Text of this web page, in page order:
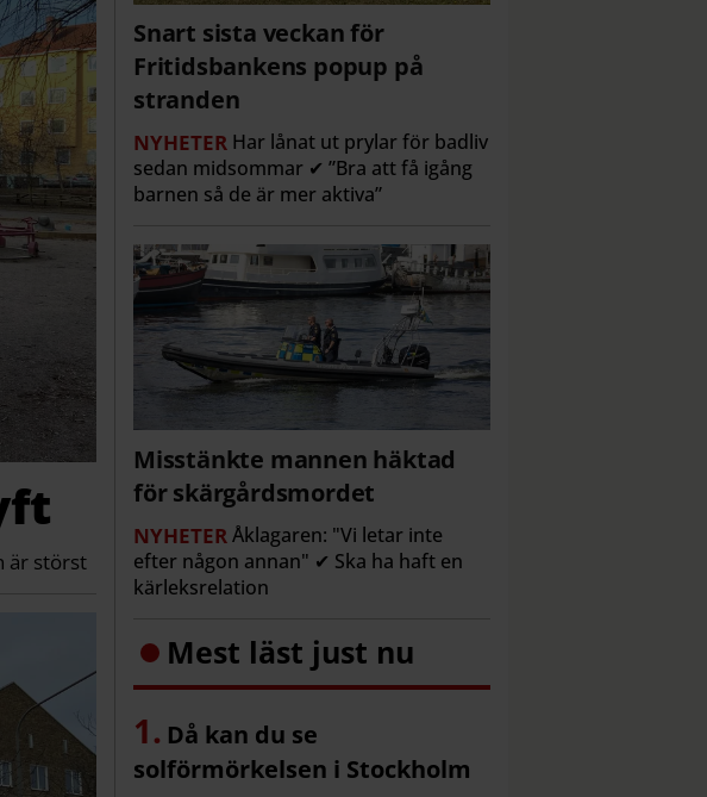
är störst
Snart sista veckan för
Fritidsbankens popup på
stranden
NYHETER Har lånat ut prylar för badliv
sedan midsommar ✔ ”Bra att få igång
barnen så de är mer aktiva”
Misstänkte mannen häktad
för skärgårdsmordet
NYHETERÅklagaren: "Vi letar inte
efter någon annan" ✔ Ska ha haft en
kärleksrelation
Mest läst just nu
Då kan du se
solförmörkelsen i Stockholm